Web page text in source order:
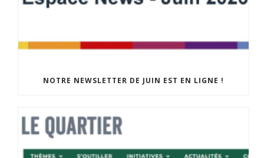
NOTRE NEWSLETTER DE JUIN EST EN LIGNE !